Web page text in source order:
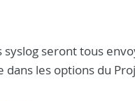
seront tous
les options du